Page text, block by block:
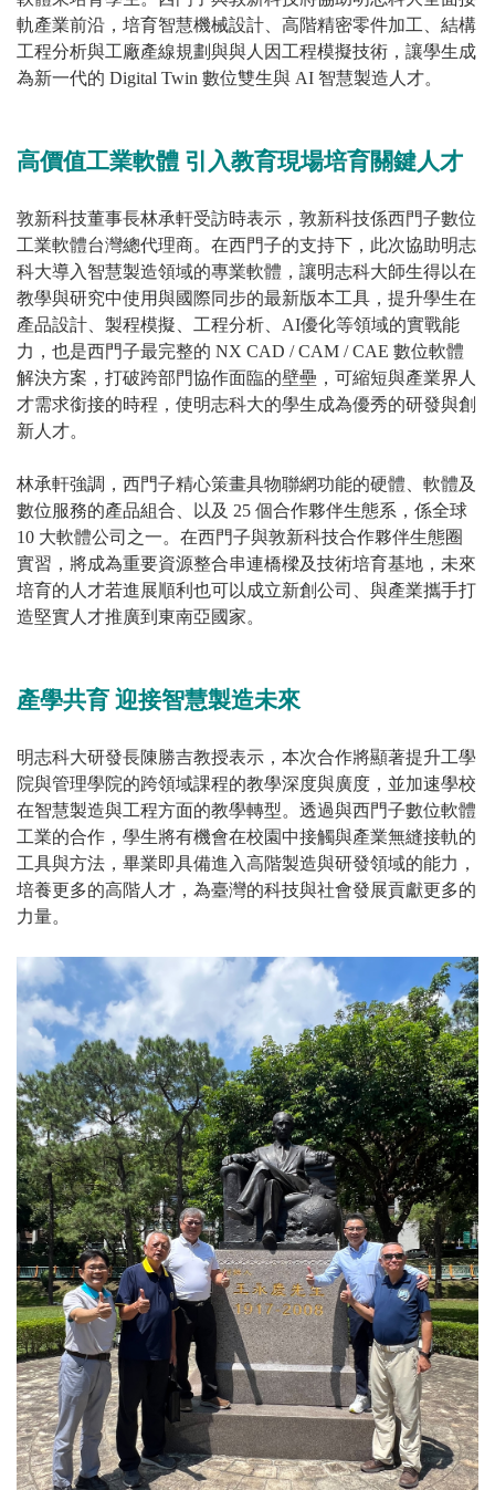
軌產業前沿，培育智慧機械設計、高階精密零件加工、結構
工程分析與工廠產線規劃與與人因工程模擬技術，讓學生成
為新一代的 Digital Twin 數位雙生與 AI 智慧製造人才。
高價值工業軟體 引入教育現場培育關鍵人才
敦新科技董事長林承軒受訪時表示，敦新科技係西門子數位
工業軟體台灣總代理商。在西門子的支持下，此次協助明志
科大導入智慧製造領域的專業軟體，讓明志科大師生得以在
教學與研究中使用與國際同步的最新版本工具，提升學生在
產品設計、製程模擬、工程分析、AI優化等領域的實戰能
力，也是西門子最完整的 NX CAD / CAM / CAE 數位軟體
解決方案，打破跨部門協作面臨的壁壘，可縮短與產業界人
才需求銜接的時程，使明志科大的學生成為優秀的研發與創
新人才。
林承軒強調，西門子精心策畫具物聯網功能的硬體、軟體及
數位服務的產品組合、以及 25 個合作夥伴生態系，係全球
10 大軟體公司之一。在西門子與敦新科技合作夥伴生態圈
實習，將成為重要資源整合串連橋樑及技術培育基地，未來
培育的人才若進展順利也可以成立新創公司、與產業攜手打
造堅實人才推廣到東南亞國家。
產學共育 迎接智慧製造未來
明志科大研發長陳勝吉教授表示，本次合作將顯著提升工學
院與管理學院的跨領域課程的教學深度與廣度，並加速學校
在智慧製造與工程方面的教學轉型。透過與西門子數位軟體
工業的合作，學生將有機會在校園中接觸與產業無縫接軌的
工具與方法，畢業即具備進入高階製造與研發領域的能力，
培養更多的高階人才，為臺灣的科技與社會發展貢獻更多的
力量。